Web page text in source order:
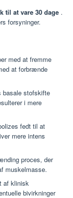
til at vare 30 dage .
forsyninger.
med at fremme
at forbrænde
basale stofskifte
i mere
fedt til at
mere intens
proces, der
muskelmasse.
af klinisk
bivirkninger